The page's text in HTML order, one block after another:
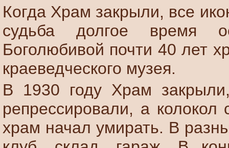
Когда Храм закрыли, все
судьба долгое время
Боголюбивой почти 40 лет
краеведческого музея.
В 1930 году Храм
репрессировали, а
храм начал умирать. В